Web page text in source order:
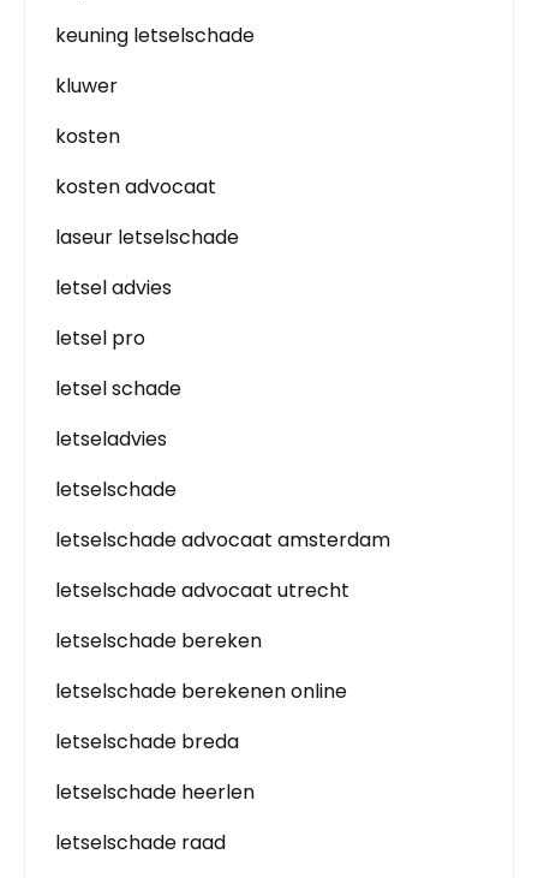
keuning letselschade
kluwer
kosten
kosten advocaat
laseur letselschade
letsel advies
letsel pro
letsel schade
letseladvies
letselschade
letselschade advocaat amsterdam
letselschade advocaat utrecht
letselschade bereken
letselschade berekenen online
letselschade breda
letselschade heerlen
letselschade raad